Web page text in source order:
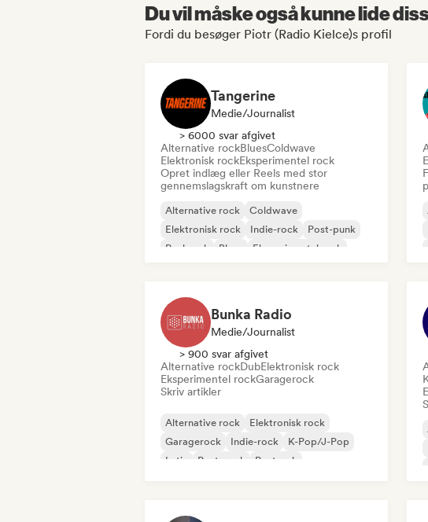
Du vil måske også kunne lide
Fordi du besøger Piotr (Radio Kielce)s profil
Tangerine
Medie/journalist
> 6000 svar afgivet
Alternative rockBluesColdwave
Elektronisk rockEksperimentel rock
Opret indlæg eller Reels med stor
gennemslagskraft om kunstnere
Alternative rock
Coldwave
Elektronisk rock
Indie-rock
Post-punk
Punkrock
Blues Eksperimentel rock
Bunka Radio
Medie/journalist
> 900 svar afgivet
Alternative rockDubElektronisk rock
Eksperimentel rockGaragerock
Skriv artikler
Alternative rock
Elektronisk rock
Garagerock
Indie-rock
K-Pop/J-Pop
Latin
Post-punk Postrock